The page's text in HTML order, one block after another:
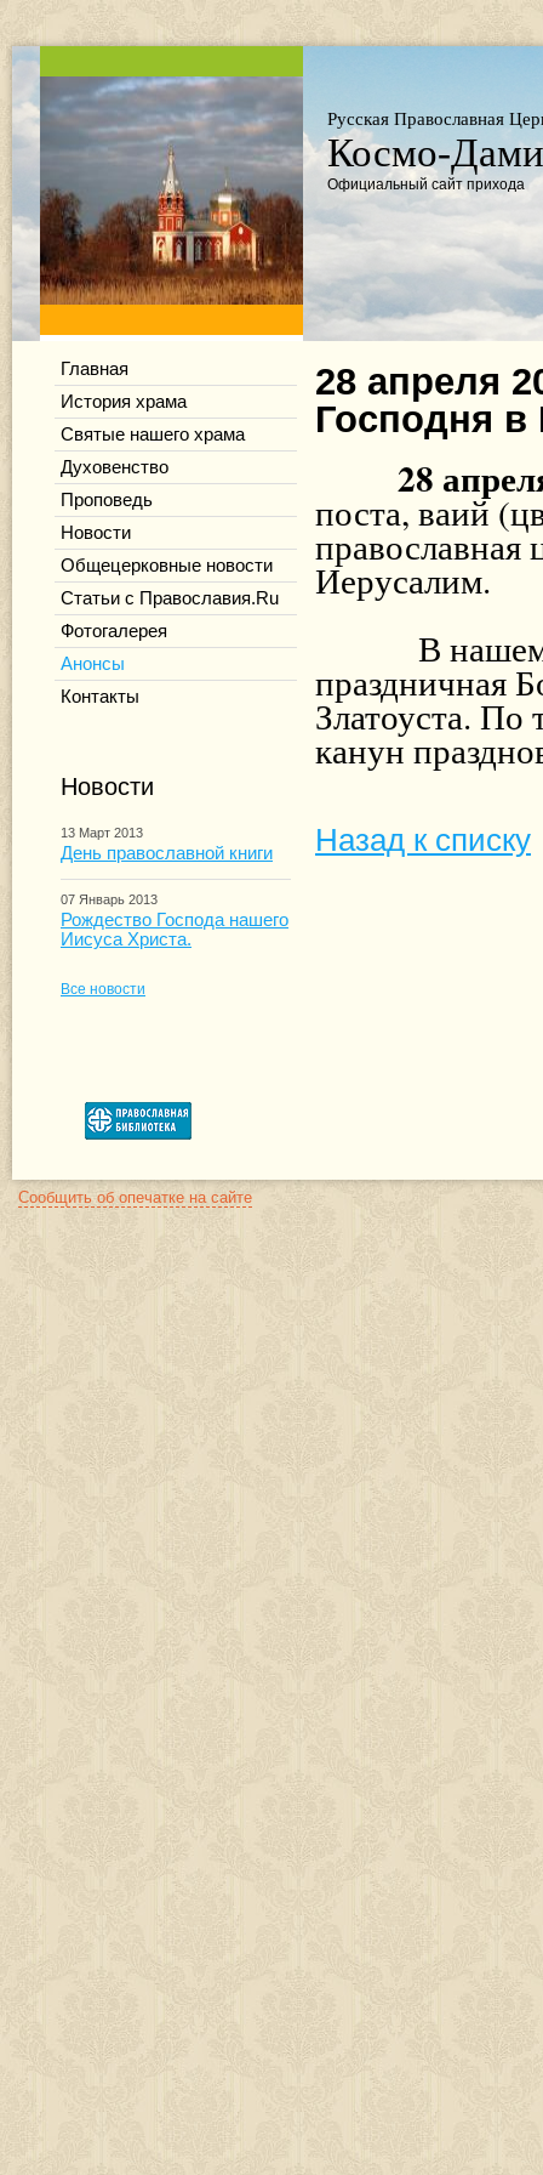
Русская Православная
Космо-
Официальный сайт прихода
Главная
История храма
Святые нашего храма
Духовенство
Проповедь
Новости
Общецерковные новости
Статьи с Православия.Ru
Фотогалерея
Анонсы
Контакты
Новости
13 Март 2013
День православной книги
07 Январь 2013
Рождество Господа нашего
Иисуса Христа.
Все новости
28 апреля
Господня
28 апреля
поста, ваий
православная
Иерусалим.
В нашем
праздничная
Златоуста. По
канун
Назад к списку
Сообщить об опечатке на сайте